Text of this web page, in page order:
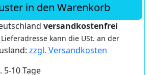
in den Warenkorb
versandkostenfrei
kann die USt. an der
zzgl. Versandkosten
10 Tage